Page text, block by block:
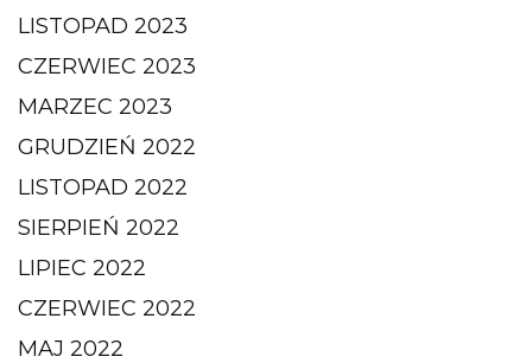
LISTOPAD 2023
CZERWIEC 2023
MARZEC 2023
GRUDZIEŃ 2022
LISTOPAD 2022
SIERPIEŃ 2022
LIPIEC 2022
CZERWIEC 2022
MAJ 2022